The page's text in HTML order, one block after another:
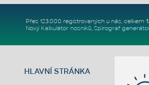
Přes 123.000 registrovaných u nás, celkem
Nový Kalkulátor nosníků, Spirograf
HLAVNÍ STRÁNKA